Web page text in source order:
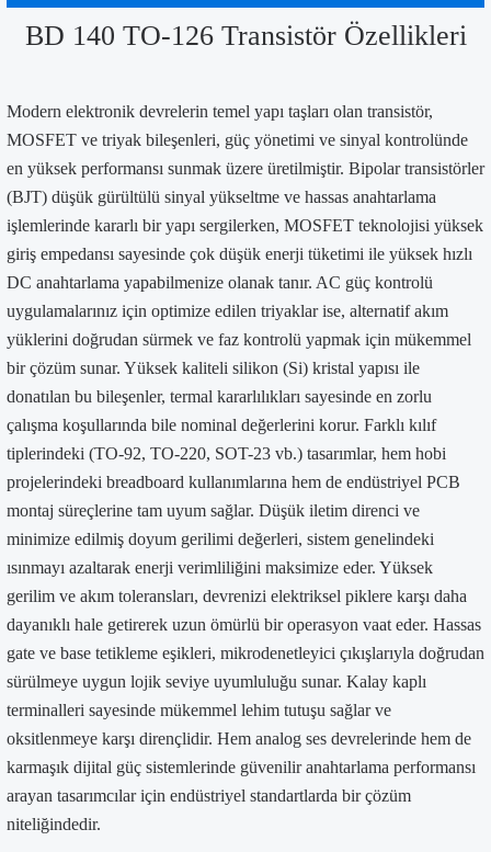
BD 140 TO-126 Transistör Özellikleri
Modern elektronik devrelerin temel yapı taşları olan transistör,
MOSFET ve triyak bileşenleri, güç yönetimi ve sinyal kontrolünde
en yüksek performansı sunmak üzere üretilmiştir. Bipolar transistörler
(BJT) düşük gürültülü sinyal yükseltme ve hassas anahtarlama
işlemlerinde kararlı bir yapı sergilerken, MOSFET teknolojisi yüksek
giriş empedansı sayesinde çok düşük enerji tüketimi ile yüksek hızlı
DC anahtarlama yapabilmenize olanak tanır. AC güç kontrolü
uygulamalarınız için optimize edilen triyaklar ise, alternatif akım
yüklerini doğrudan sürmek ve faz kontrolü yapmak için mükemmel
bir çözüm sunar. Yüksek kaliteli silikon (Si) kristal yapısı ile
donatılan bu bileşenler, termal kararlılıkları sayesinde en zorlu
çalışma koşullarında bile nominal değerlerini korur. Farklı kılıf
tiplerindeki (TO-92, TO-220, SOT-23 vb.) tasarımlar, hem hobi
projelerindeki breadboard kullanımlarına hem de endüstriyel PCB
montaj süreçlerine tam uyum sağlar. Düşük iletim direnci ve
minimize edilmiş doyum gerilimi değerleri, sistem genelindeki
ısınmayı azaltarak enerji verimliliğini maksimize eder. Yüksek
gerilim ve akım toleransları, devrenizi elektriksel piklere karşı daha
dayanıklı hale getirerek uzun ömürlü bir operasyon vaat eder. Hassas
gate ve base tetikleme eşikleri, mikrodenetleyici çıkışlarıyla doğrudan
sürülmeye uygun lojik seviye uyumluluğu sunar. Kalay kaplı
terminalleri sayesinde mükemmel lehim tutuşu sağlar ve
oksitlenmeye karşı dirençlidir. Hem analog ses devrelerinde hem de
karmaşık dijital güç sistemlerinde güvenilir anahtarlama performansı
arayan tasarımcılar için endüstriyel standartlarda bir çözüm
niteliğindedir.